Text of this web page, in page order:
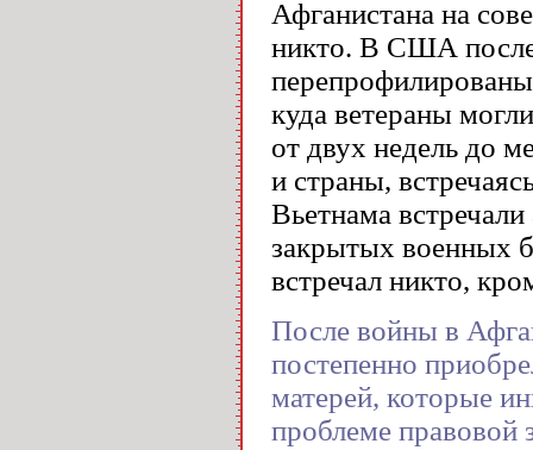
Афганистана на
никто. В США
куда ветераны
от двух недель до
и страны,
Вьетнама
закрытых военных
встречал никто,
После войны в
постепенно
матерей, которые
проблеме